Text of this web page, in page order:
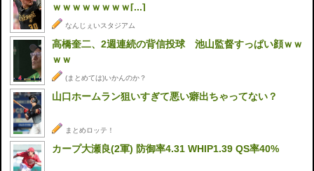
ｗｗｗｗｗｗｗｗ[...]
なんじぇいスタジアム
高橋奎二、2週連続の背信投球 池山監督すっぱい顔ｗｗ
ｗｗ
(まとめては)いかんのか？
山口ホームラン狙いすぎて悪い癖出ちゃってない？
まとめロッテ！
カープ大瀬良(2軍) 防御率4.31 WHIP1.39 QS率40%